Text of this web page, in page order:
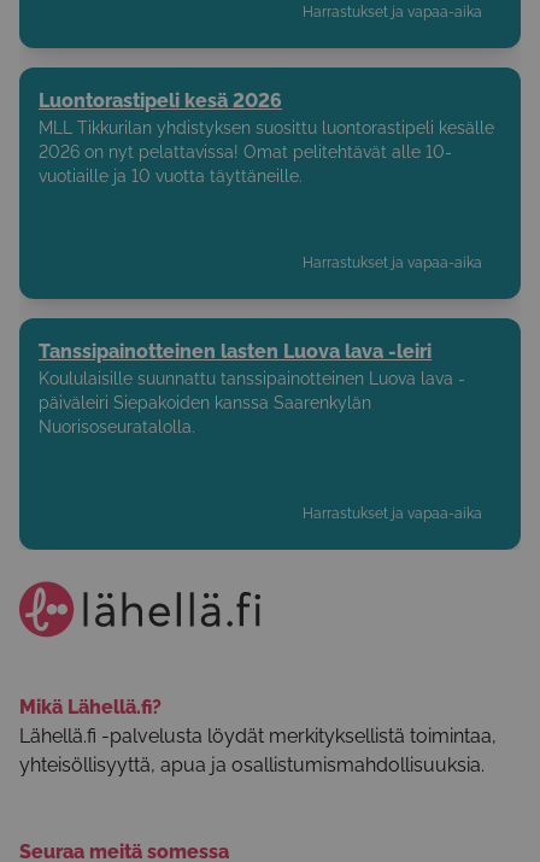
Harrastukset ja vapaa-aika
Luontorastipeli kesä 2026
MLL Tikkurilan yhdistyksen suosittu luontorastipeli kesälle
2026 on nyt pelattavissa! Omat pelitehtävät alle 10-
vuotiaille ja 10 vuotta täyttäneille.
Harrastukset ja vapaa-aika
Tanssipainotteinen lasten Luova lava -leiri
Koululaisille suunnattu tanssipainotteinen Luova lava -
päiväleiri Siepakoiden kanssa Saarenkylän
Nuorisoseuratalolla.
Harrastukset ja vapaa-aika
Mikä Lähellä.fi?
Lähellä.fi -palvelusta löydät merkityksellistä toimintaa,
yhteisöllisyyttä, apua ja osallistumismahdollisuuksia.
Seuraa meitä somessa